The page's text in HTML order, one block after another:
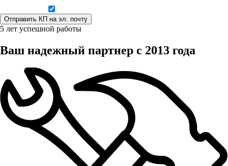
5 лет успешной работы
Ваш надежный партнер с 2013 года